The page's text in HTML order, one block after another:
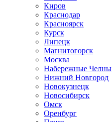
Киров
Краснодар
Красноярск
Курск
Липецк
Магнитогорск
Москва
Набережные Челны
Нижний Новгород
Новокузнецк
Новосибирск
Омск
Оренбург